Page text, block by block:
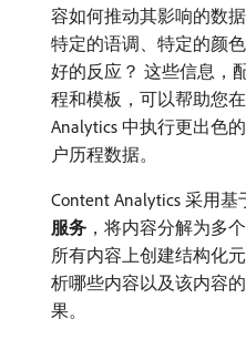
容如何推动其影响的数
特定的语调、特定的颜
好的反应？ 这些信息，
程和模板，可以帮助您在
Analytics 中执行更出色
户历程数据。
Content Analytics 采用
服务 ，将内容分解为多
所有内容上创建结构化
析哪些内容以及该内容
果。